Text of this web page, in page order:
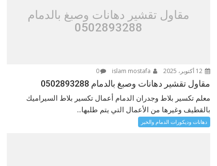
مقاول تقشير دهانات وصبغ بالدمام
0502893288
12 أكتوبر، 2025 0
مقاول تقشير دهانات وصبغ بالدمام 0502893288
معلم تكسير بلاط وجدران الدمام أعمال تكسير بلاط السيراميك
بالقطيف وغيرها من الأعمال التي يتم طلبها...
دهانات وديكورات الدمام والخبر